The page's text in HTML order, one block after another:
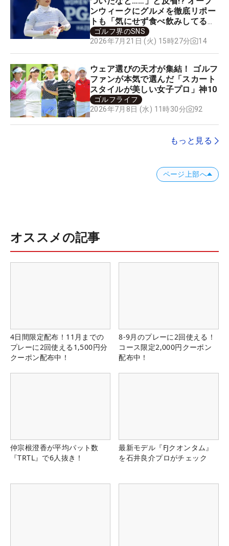
ンウィークにグルメを徹底リポー
トも「気にせず食べ飲みしてるの
で…」
ゴルフ界のSNS
2026年7月21日 (火) 15時27分
14
ウェア選びの天才が集結！ ゴルフ
ファンが本気で選んだ「スカート
スタイルが美しい女子プロ」神10
ゴルフライフ
2026年7月8日 (水) 11時30分
92
もっと見る
ページ上部へ
オススメの記事
4日間限定配布！11月までの
プレーに2回使える1,500円分
クーポン配布中！
8-9月のプレーに2回使える！
コース限定2,000円クーポン
配布中！
仲宗根澄香が平均パット数
『TRTL』で6人抜き！
最新モデル『FJクオンタム』
を石井良介プロがチェック